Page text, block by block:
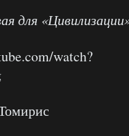
для
watch?